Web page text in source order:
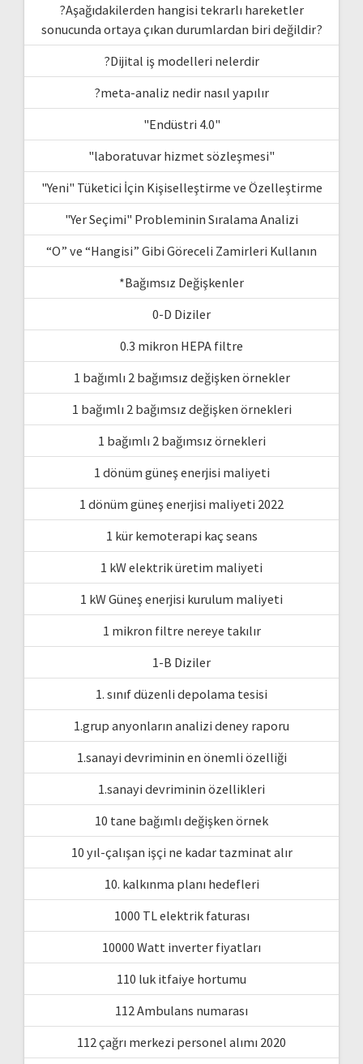
?Aşağıdakilerden hangisi tekrarlı hareketler
sonucunda ortaya çıkan durumlardan biri değildir?
?Dijital iş modelleri nelerdir
?meta-analiz nedir nasıl yapılır
"Endüstri 4.0"
"laboratuvar hizmet sözleşmesi"
"Yeni" Tüketici İçin Kişiselleştirme ve Özelleştirme
"Yer Seçimi" Probleminin Sıralama Analizi
“O” ve “Hangisi” Gibi Göreceli Zamirleri Kullanın
*Bağımsız Değişkenler
0-D Diziler
0.3 mikron HEPA filtre
1 bağımlı 2 bağımsız değişken örnekler
1 bağımlı 2 bağımsız değişken örnekleri
1 bağımlı 2 bağımsız örnekleri
1 dönüm güneş enerjisi maliyeti
1 dönüm güneş enerjisi maliyeti 2022
1 kür kemoterapi kaç seans
1 kW elektrik üretim maliyeti
1 kW Güneş enerjisi kurulum maliyeti
1 mikron filtre nereye takılır
1-B Diziler
1. sınıf düzenli depolama tesisi
1.grup anyonların analizi deney raporu
1.sanayi devriminin en önemli özelliği
1.sanayi devriminin özellikleri
10 tane bağımlı değişken örnek
10 yıl-çalışan işçi ne kadar tazminat alır
10. kalkınma planı hedefleri
1000 TL elektrik faturası
10000 Watt inverter fiyatları
110 luk itfaiye hortumu
112 Ambulans numarası
112 çağrı merkezi personel alımı 2020